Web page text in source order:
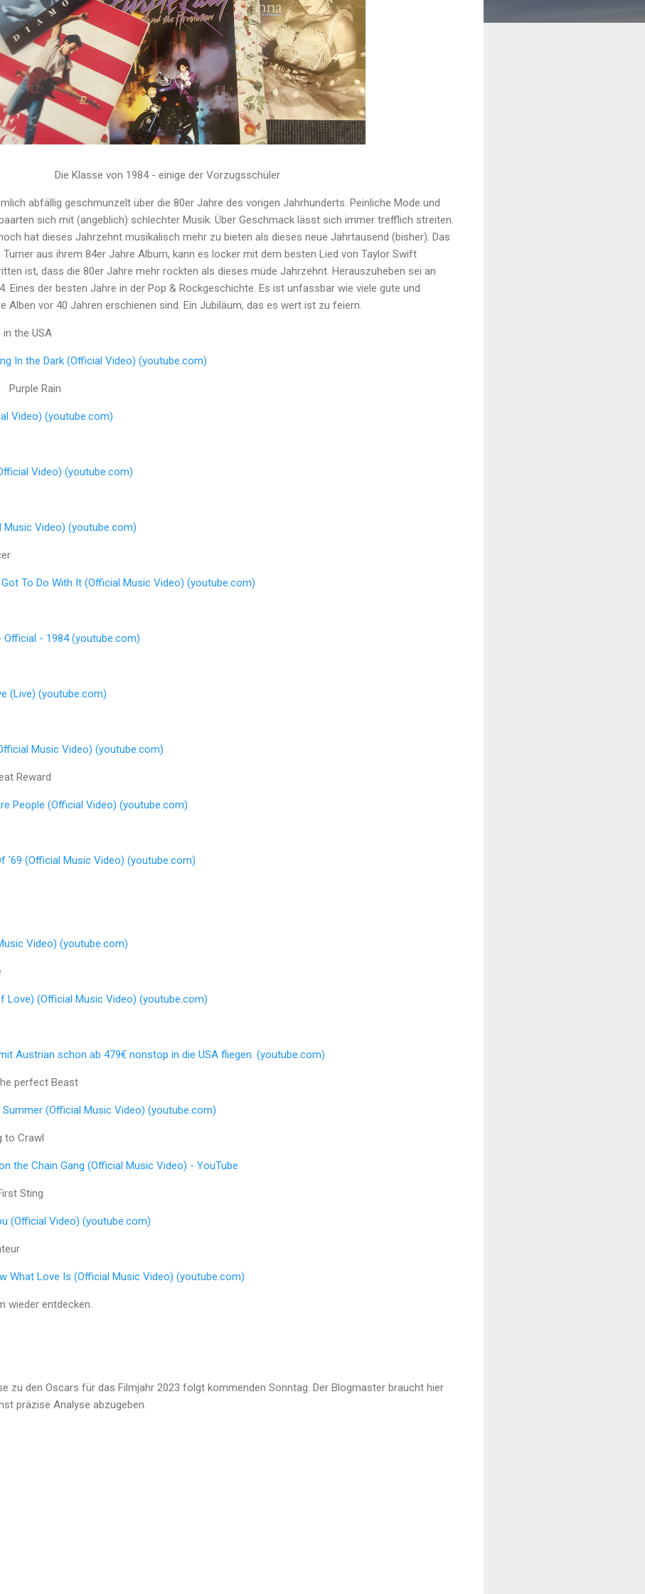
Die Klasse von 1984 - einige der Vorzugsschüler
abfällig geschmunzelt über die 80er Jahre des vorigen Jahrhunderts. Peinliche Mode und
sich mit (angeblich) schlechter Musik. Über Geschmack lässt sich immer trefflich streiten.
hat dieses Jahrzehnt musikalisch mehr zu bieten als dieses neue Jahrtausend (bisher). Das
aus ihrem 84er Jahre Album, kann es locker mit dem besten Lied von Taylor Swift
ist, dass die 80er Jahre mehr rockten als dieses müde Jahrzehnt. Herauszuheben sei an
Eines der besten Jahre in der Pop & Rockgeschichte. Es ist unfassbar wie viele gute und
Alben vor 40 Jahren erschienen sind. Ein Jubiläum, das es wert ist zu feiern.
the USA
In the Dark (Official Video) (youtube.com)
Purple Rain
Video) (youtube.com)
Video) (youtube.com)
Video) (youtube.com)
To Do With It (Official Music Video) (youtube.com)
- 1984 (youtube.com)
(Live) (youtube.com)
Music Video) (youtube.com)
Reward
People (Official Video) (youtube.com)
'69 (Official Music Video) (youtube.com)
Video) (youtube.com)
Love) (Official Music Video) (youtube.com)
Austrian schon ab 479€ nonstop in die USA fliegen. (youtube.com)
perfect Beast
(Official Music Video) (youtube.com)
to Crawl
the Chain Gang (Official Music Video) - YouTube
Sting
(Official Video) (youtube.com)
What Love Is (Official Music Video) (youtube.com)
wieder entdecken.
zu den Oscars für das Filmjahr 2023 folgt kommenden Sonntag. Der Blogmaster braucht hier
präzise Analyse abzugeben.